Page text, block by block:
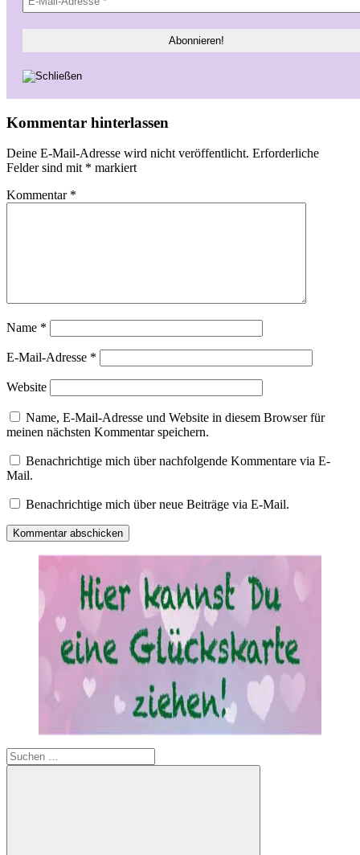
Kommentar hinterlassen
Deine E-Mail-Adresse wird nicht veröffentlicht. Erforderliche
Felder sind mit * markiert
Kommentar *
Name *
E-Mail-Adresse *
Website
Name, E-Mail-Adresse und Website in diesem Browser für
meinen nächsten Kommentar speichern.
Benachrichtige mich über nachfolgende Kommentare via E-
Mail.
Benachrichtige mich über neue Beiträge via E-Mail.
Suchen
nach: